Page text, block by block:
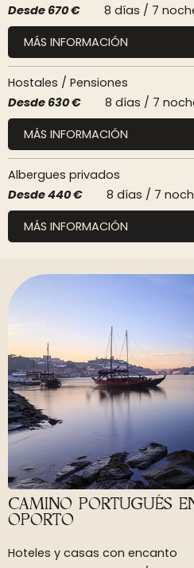
Desde 670 €
8 días / 7
MÁS INFORMACIÓN
Hostales / Pensiones
Desde 630 €
8 días / 7
MÁS INFORMACIÓN
Albergues privados
Desde440 €
8 días / 7
MÁS INFORMACIÓN
CAMINO PORTUGUÉS
OPORTO
Hoteles y casas con encanto